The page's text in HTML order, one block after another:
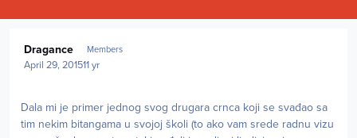
Dragance Members
April 29, 201511 yr
Dala mi je primer jednog svog drugara crnca koji se svađao sa
tim nekim bitangama u svojoj školi (to ako vam srede radnu vizu